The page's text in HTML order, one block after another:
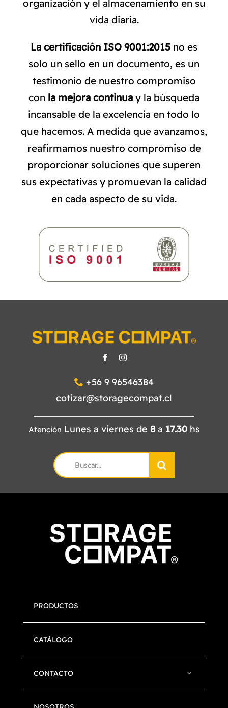
organización y el almacenamiento en su
vida diaria.
La certificación ISO 9001:2015 no es
solo un sello en un documento, es un
testimonio de nuestro compromiso
con la mejora continua y la búsqueda
incansable de la excelencia en todo lo
que hacemos. A medida que avanzamos,
reafirmamos nuestro compromiso de
proporcionar soluciones que superen
sus expectativas y promuevan la calidad
en cada aspecto de su vida.
+56 9 96546384
cotizar@storagecompat.cl
Atención Lunes a viernes de 8a 17.30hs
Search
for:
PRODUCTOS
CATÁLOGO
CONTACTO